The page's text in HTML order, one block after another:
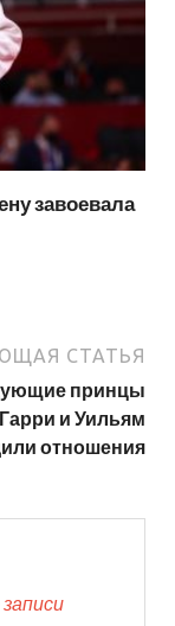
завоевала
СТАТЬЯ
принцы
Гарри и Уильям
отношения